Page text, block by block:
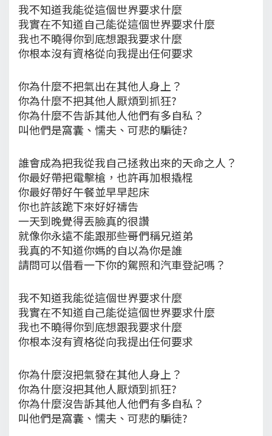
我不知道我能從這個世界要求什麼
我實在不知道自己能從這個世界要求什麼
我也不曉得你到底想跟我要求什麼
你根本沒有資格從向我提出任何要求
你為什麼不把氣出在其他人身上？
你為什麼不把其他人厭煩到抓狂?
你為什麼不告訴其他人他們有多自私？
叫他們是窩囊、懦夫、可悲的騙徒?
誰會成為把我從我自己拯救出來的天命之人？
你最好帶把電擊槍，也許再加根撬棍
你最好帶好午餐並早早起床
你也許該跪下來好好禱告
一天到晚覺得丟臉真的很讚
就像你永遠不能跟那些哥們稱兄道弟
我真的不知道你媽的自以為你是誰
請問可以借看一下你的駕照和汽車登記嗎？
我不知道我能從這個世界要求什麼
我實在不知道自己能從這個世界要求什麼
我也不曉得你到底想跟我要求什麼
你根本沒有資格從向我提出任何要求
你為什麼沒把氣發在其他人身上？
你為什麼沒把其他人厭煩到抓狂?
你為什麼沒告訴其他人他們有多自私？
叫他們是窩囊、懦夫、可悲的騙徒?